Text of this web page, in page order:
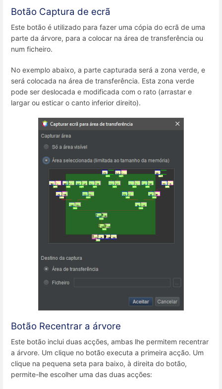
Botão Captura de ecrã
Este botão é utilizado para fazer uma cópia do ecrã de uma
parte da árvore, para a colocar na área de transferência ou
num ficheiro.
No exemplo abaixo, a parte capturada será a zona verde, e
será colocada na área de transferência. Esta zona verde
pode ser deslocada e modificada com o rato (arrastar e
largar ou esticar o canto inferior direito).
Botão Recentrar a árvore
Este botão inclui duas acções, ambas lhe permitem recentrar
a árvore. Um clique no botão executa a primeira acção. Um
clique na pequena seta para baixo, à direita do botão,
permite-lhe escolher uma das duas acções: